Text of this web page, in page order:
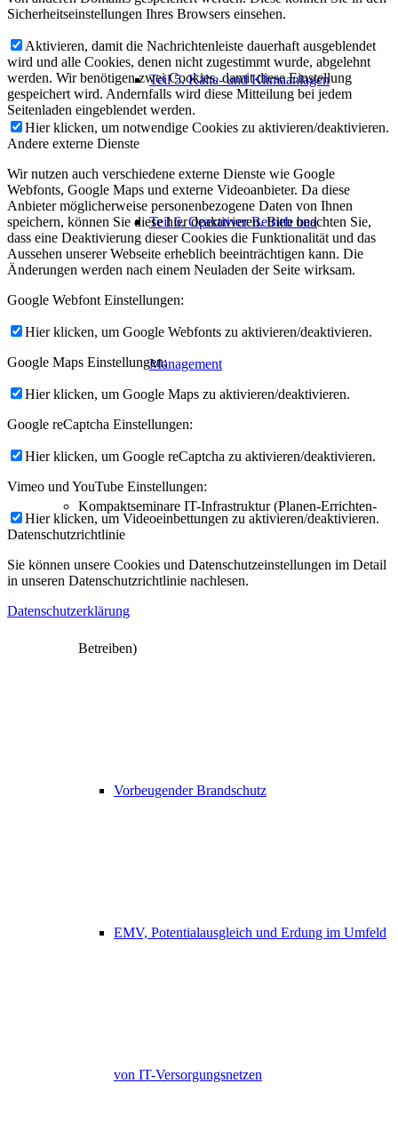
Teil 5. Kälte- und Klimaanlagen
Teil 6. Operativer Betrieb und
Management
Kompaktseminare IT-Infrastruktur (Planen-Errichten-
Betreiben)
Vorbeugender Brandschutz
EMV, Potentialausgleich und Erdung im Umfeld
von IT-Versorgungsnetzen
Sicherheitseinstellungen Ihres Browsers einsehen.
Aktivieren, damit die Nachrichtenleiste dauerhaft ausgeblendet
wird und alle Cookies, denen nicht zugestimmt wurde, abgelehnt
werden. Wir benötigen zwei Cookies, damit diese Einstellung
gespeichert wird. Andernfalls wird diese Mitteilung bei jedem
Seitenladen eingeblendet werden.
Hier klicken, um notwendige Cookies zu aktivieren/deaktivieren.
Andere externe Dienste
Wir nutzen auch verschiedene externe Dienste wie Google
Webfonts, Google Maps und externe Videoanbieter. Da diese
Anbieter möglicherweise personenbezogene Daten von Ihnen
speichern, können Sie diese hier deaktivieren. Bitte beachten Sie,
dass eine Deaktivierung dieser Cookies die Funktionalität und das
Aussehen unserer Webseite erheblich beeinträchtigen kann. Die
Änderungen werden nach einem Neuladen der Seite wirksam.
Google Webfont Einstellungen:
Hier klicken, um Google Webfonts zu aktivieren/deaktivieren.
Google Maps Einstellungen:
Hier klicken, um Google Maps zu aktivieren/deaktivieren.
Google reCaptcha Einstellungen:
Hier klicken, um Google reCaptcha zu aktivieren/deaktivieren.
Vimeo und YouTube Einstellungen:
Hier klicken, um Videoeinbettungen zu aktivieren/deaktivieren.
Datenschutzrichtlinie
Sie können unsere Cookies und Datenschutzeinstellungen im Detail
in unseren Datenschutzrichtlinie nachlesen.
Datenschutzerklärung